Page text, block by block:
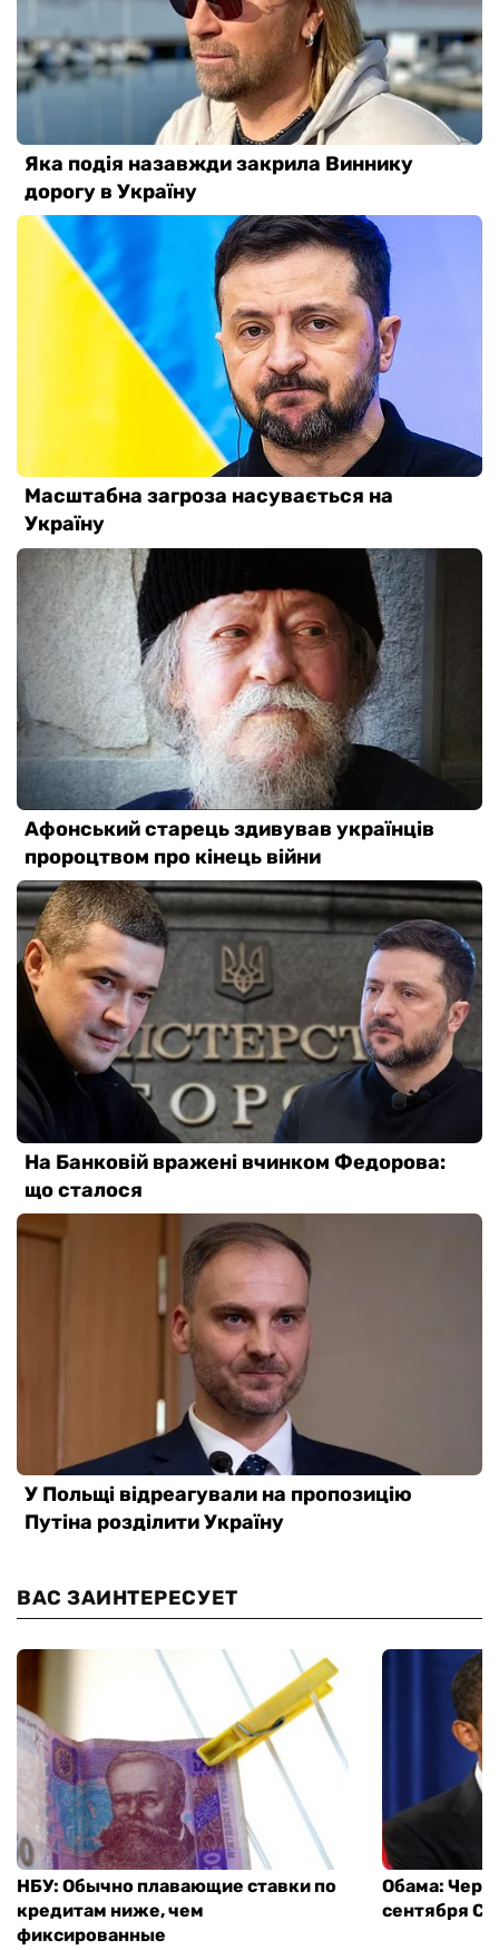
ВАС ЗАИНТЕРЕСУЕТ
НБУ: Обычно плавающие ставки по
кредитам ниже, чем
фиксированные
Обама:
сентября